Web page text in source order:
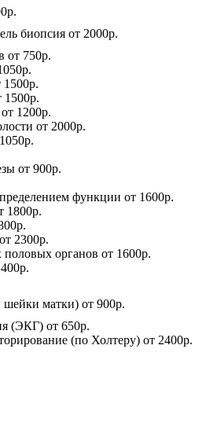
биопсия от 2000р.
от 750р.
1500р.
1500р.
от 1200р.
от 2000р.
1050р.
от 900р.
функции от 1600р.
1800р.
от 2300р.
органов от 1600р.
шейки матки) от 900р.
(ЭКГ) от 650р.
(по Холтеру) от 2400р.